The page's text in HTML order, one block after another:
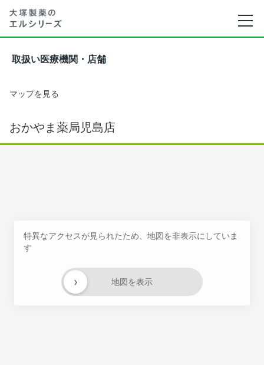
取扱い医療機関・店舗
マップを見る
おかやま薬局児島店
特異なアクセスが見られたため、地図を非表示にしていま
す
地図を表示
›